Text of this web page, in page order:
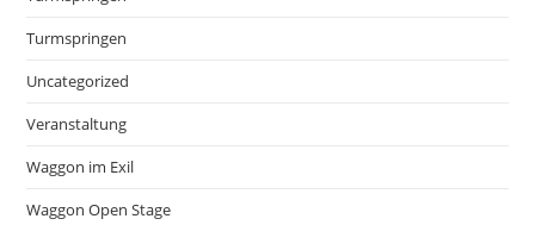
Turmspringen
Uncategorized
Veranstaltung
Waggon im Exil
Waggon Open Stage